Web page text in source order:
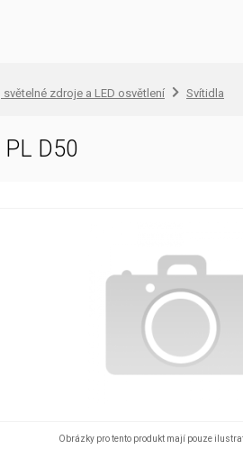
světelné zdroje a LED osvětlení Svítidla
PL D50
Obrázky pro tento produkt mají pouze